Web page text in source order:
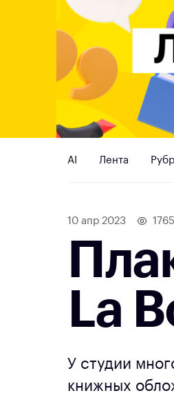
AI Лента
10 апр 2023 1765
La
У студии
книжных